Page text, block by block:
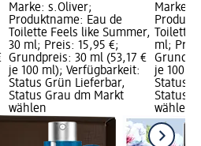
Marke: s.Oliver;
Produktname: Eau de
Toilette Feels like Summer,
30 ml; Preis: 15,95 €;
Grundpreis: 30 ml (53,17 €
je 100 ml); Verfügbarkeit:
Status Grün Lieferbar,
Status Grau dm Markt
wählen
Marke:
Toilette
ml;
je 100
Status
Status
wählen